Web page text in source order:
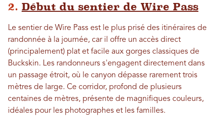
2. Début du sentier de Wire Pass
Le sentier de Wire Pass est le plus prisé des itinéraires de
randonnée à la journée, car il offre un accès direct
(principalement) plat et facile aux gorges classiques de
Buckskin. Les randonneurs s'engagent directement dans
un passage étroit, où le canyon dépasse rarement trois
mètres de large. Ce corridor, profond de plusieurs
centaines de mètres, présente de magnifiques couleurs,
idéales pour les photographes et les familles.